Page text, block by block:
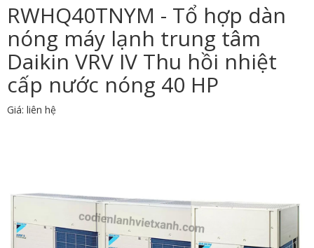
RWHQ40TNYM - Tổ hợp dàn
nóng máy lạnh trung tâm
Daikin VRV IV Thu hồi nhiệt
cấp nước nóng 40 HP
Giá: liên hệ